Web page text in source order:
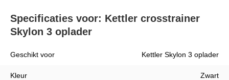
Specificaties voor: Kettler crosstrainer
Skylon 3 oplader
Geschikt voor Kettler Skylon 3 oplader
Kleur Zwart